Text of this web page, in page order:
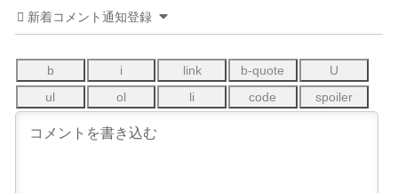
新着コメント通知登録